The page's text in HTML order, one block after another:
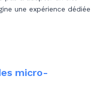
une expérience dédiée
micro-